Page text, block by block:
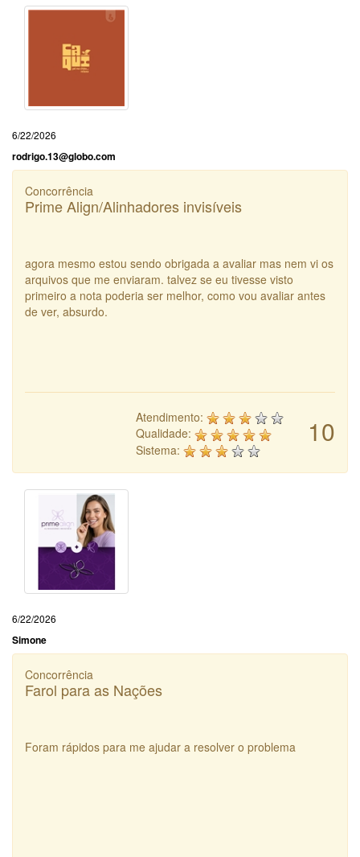
6/22/2026
rodrigo.13@globo.com
Concorrência
Prime Align/Alinhadores invisíveis
agora mesmo estou sendo obrigada a avaliar mas nem vi os
arquivos que me enviaram. talvez se eu tivesse visto
primeiro a nota poderia ser melhor, como vou avaliar antes
de ver, absurdo.
10
Atendimento:
Qualidade:
Sistema:
6/22/2026
Simone
Concorrência
Farol para as Nações
Foram rápidos para me ajudar a resolver o problema